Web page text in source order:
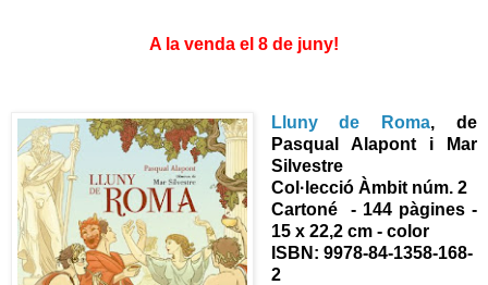
A la venda el 8 de juny!
Lluny de Roma, de
Pasqual Alapont i Mar
Silvestre
Col·lecció Àmbit núm. 2
Cartoné - 144 pàgines -
15 x 22,2 cm - color
ISBN: 9978-84-1358-168-
2